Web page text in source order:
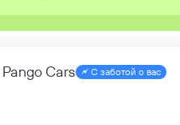
Cars С заботой о вас